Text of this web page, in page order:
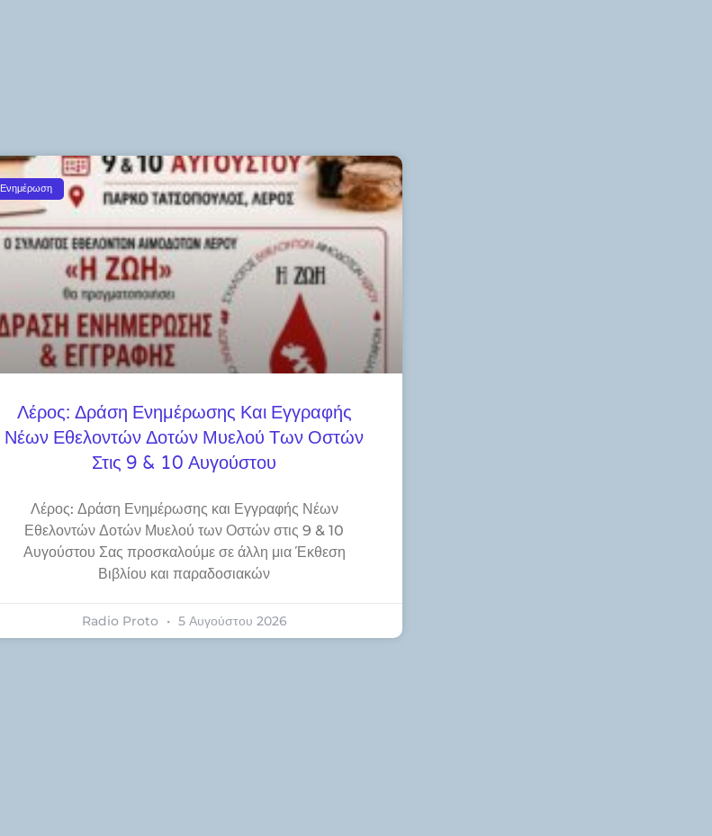
Ενημέρωση
Λέρος: Δράση Ενημέρωσης Και Εγγραφής
Νέων Εθελοντών Δοτών Μυελού Των Οστών
Στις 9 & 10 Αυγούστου
Λέρος: Δράση Ενημέρωσης και Εγγραφής Νέων
Εθελοντών Δοτών Μυελού των Οστών στις 9 & 10
Αυγούστου Σας προσκαλούμε σε άλλη μια Έκθεση
Βιβλίου και παραδοσιακών
Radio Proto 5 Αυγούστου 2026